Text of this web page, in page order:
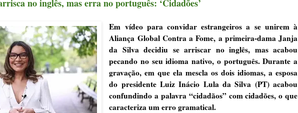
no inglês, mas erra no português: ‘Cidadões’
Em vídeo para convidar estrangeiros a se unirem à
Aliança Global Contra a Fome, a primeira-dama Janja
da Silva decidiu se arriscar no inglês, mas acabou
pecando no seu idioma nativo, o português. Durante a
gravação, em que ela mescla os dois idiomas, a esposa
do presidente Luiz Inácio Lula da Silva (PT) acabou
confundindo a palavra “cidadãos” com cidadões, o que
caracteriza um erro gramatical.